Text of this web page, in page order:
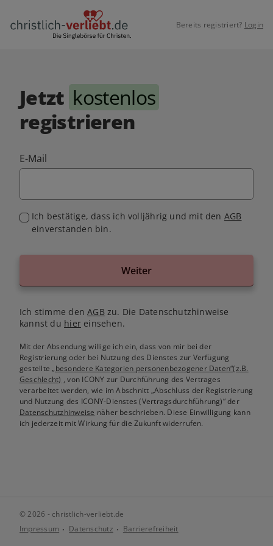
Bereits registriert? Login
Jetzt kostenlos
registrieren
E-Mail
Ich bestätige, dass ich volljährig und mit den AGB
einverstanden bin.
Weiter
Ich stimme denAGB zu. Die Datenschutzhinweise
kannst du hiereinsehen.
Mit der Absendung willige ich ein, dass von mir bei der
Registrierung oder bei Nutzung des Dienstes zur Verfügung
gestellte„besondere Kategorien personenbezogener Daten“(z.B.
Geschlecht) , von ICONY zur Durchführung des Vertrages
verarbeitet werden, wie im Abschnitt „Abschluss der Registrierung
und Nutzung des ICONY-Dienstes (Vertragsdurchführung)“ der
Datenschutzhinweise näher beschrieben. Diese Einwilligung kann
ich jederzeit mit Wirkung für die Zukunft widerrufen.
© 2026 - christlich-verliebt.de
Impressum
Datenschutz Barrierefreiheit